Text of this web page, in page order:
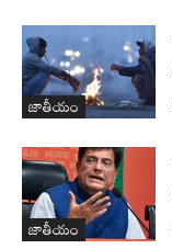
జాతీయం
జాతీయం